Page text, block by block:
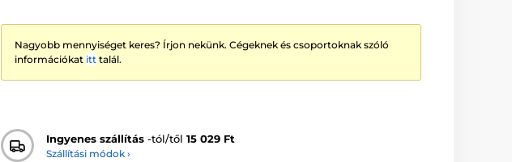
Nagyobb mennyiséget keres? Írjon nekünk. Cégeknek és csoportoknak szóló
információkat itt talál.
Ingyenes szállítás -tól/től 15 029 Ft
Szállítási módok ›